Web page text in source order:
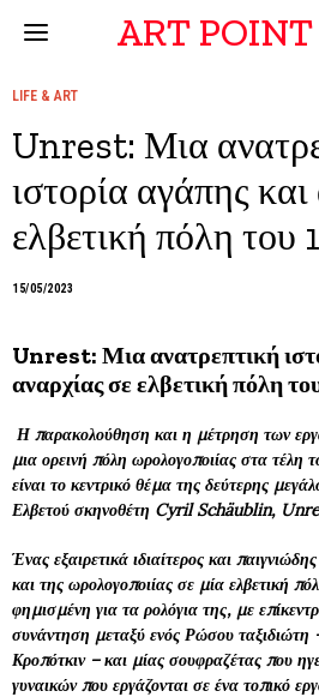
ART
LIFE & ART
Unrest: Μια
ιστορία αγάπης
ελβετική πόλη του
15/05/2023
Unrest: Μια ανατρεπτική
αναρχίας σε ελβετική πόλη
Η παρακολούθηση και η μέτρηση των
μια ορεινή πόλη ωρολογοποιίας στα τέλη
είναι το κεντρικό θέμα της δεύτερης
Ελβετού σκηνοθέτη Cyril Schäublin,
Ένας εξαιρετικά ιδιαίτερος και
και της ωρολογοποιίας σε μία ελβετική
φημισμένη για τα ρολόγια της, με
συνάντηση μεταξύ ενός Ρώσου ταξιδιώτη
Κροπότκιν – και μίας σουφραζέτας που
γυναικών που εργάζονται σε ένα τοπικό